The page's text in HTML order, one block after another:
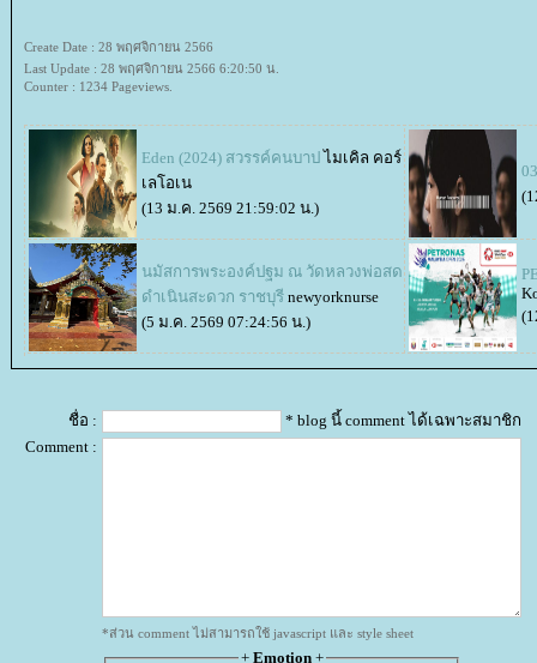
Create Date : 28 พฤศจิกายน 2566
Last Update : 28 พฤศจิกายน 2566 6:20:50 น.
Counter : 1234 Pageviews.
Eden (2024) สวรรค์คนบาป ไมเคิล คอร์
เลโอเน
(13 ม.ค. 2569 21:59:02 น.)
นมัสการพระองค์ปฐม ณ วัดหลวงพ่อสด
ดำเนินสะดวก ราชบุรี newyorknurse
(5 ม.ค. 2569 07:24:56 น.)
ชื่อ :
* blog นี้ comment ได้เฉพาะสมาชิก
Comment :
*ส่วน comment ไม่สามารถใช้ javascript และ style sheet
+ Emotion+